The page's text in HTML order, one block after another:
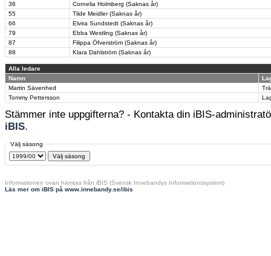
36
Cornelia Holmberg (Saknas år)
55
Tilde Meidler (Saknas år)
66
Elvira Sundstedt (Saknas år)
79
Ebba Westling (Saknas år)
87
Filippa Öfverström (Saknas år)
88
Klara Dahlström (Saknas år)
Alla ledare
Namn
Martin Sävenhed
Tommy Pettersson
Stämmer inte uppgifterna? - Kontakta din iBIS-
iBIS.
Välj säsong
Informationen ovan hämtas från iBIS (Svensk Innebandys Informationssystem)
Läs mer om iBIS på www.innebandy.se/ibis